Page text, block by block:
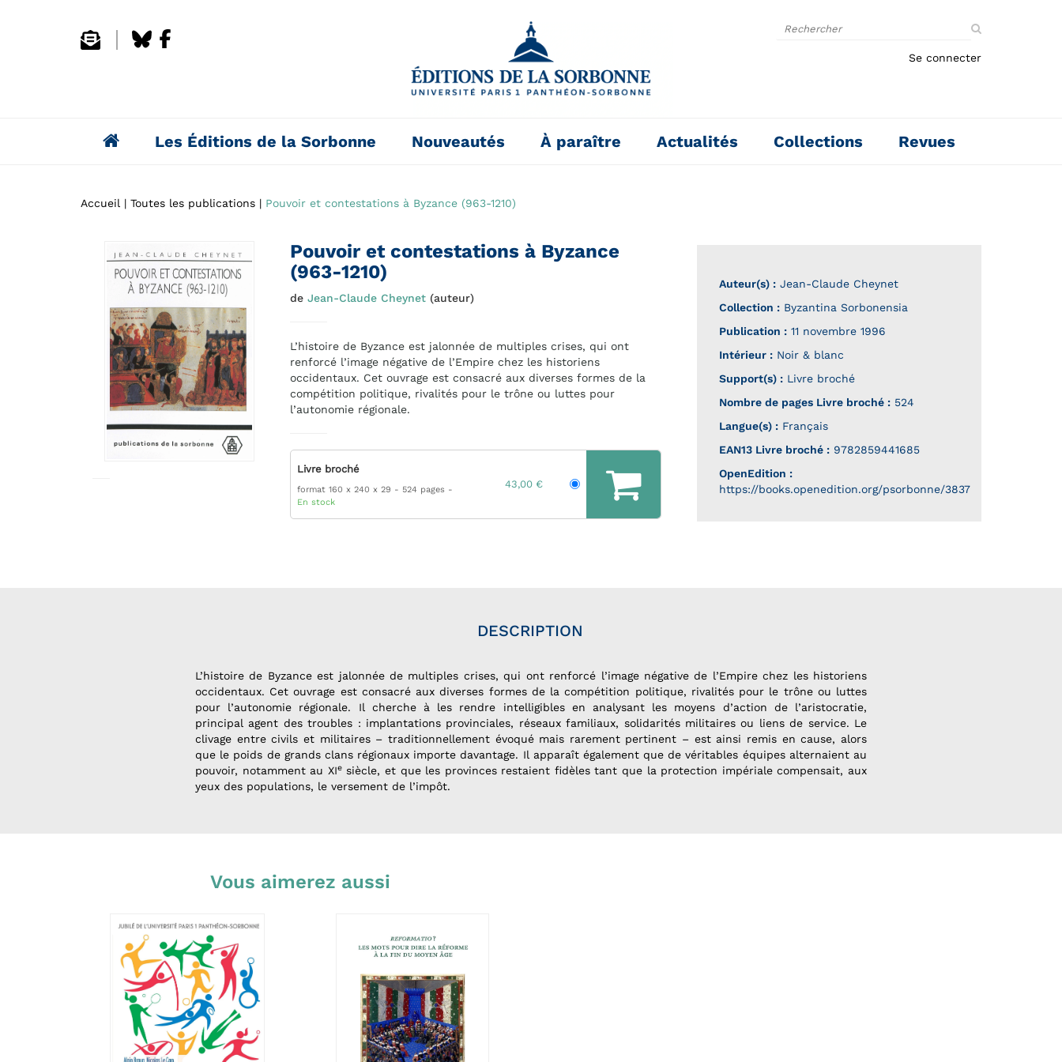
le
Se connecter
Les Éditions de la Sorbonne Nouveautés À paraître Actualités Collections Revues
Accueil Toutes les publications Pouvoir et contestations à Byzance (963-1210)
Pouvoir et contestations à Byzance
(963-1210)
de Jean-Claude Cheynet (auteur)
L’histoire de Byzance est jalonnée de multiples crises, qui ont
renforcé l’image négative de l’Empire chez les historiens
occidentaux. Cet ouvrage est consacré aux diverses formes de la
compétition politique, rivalités pour le trône ou luttes pour
l’autonomie régionale.
Livre broché
format 160 x 240 x 29
524 pages
En stock
43,00 €
Auteur(s) : Jean-Claude Cheynet
Collection : Byzantina Sorbonensia
Publication : 11 novembre 1996
Intérieur : Noir & blanc
Support(s) : Livre broché
Nombre de pages Livre broché : 524
Langue(s) : Français
EAN13 Livre broché : 9782859441685
OpenEdition :
https://books.openedition.org/psorbonne/3837
DESCRIPTION
L’histoire de Byzance est jalonnée de multiples crises, qui ont renforcé l’image négative de l’Empire chez les historiens
occidentaux. Cet ouvrage est consacré aux diverses formes de la compétition politique, rivalités pour le trône ou luttes
pour l’autonomie régionale. Il cherche à les rendre intelligibles en analysant les moyens d’action de l’aristocratie,
principal agent des troubles : implantations provinciales, réseaux familiaux, solidarités militaires ou liens de service. Le
clivage entre civils et militaires – traditionnellement évoqué mais rarement pertinent – est ainsi remis en cause, alors
que le poids de grands clans régionaux importe davantage. Il apparaît également que de véritables équipes alternaient au
pouvoir, notamment au XIesiècle, et que les provinces restaient fidèles tant que la protection impériale compensait, aux
yeux des populations, le versement de l’impôt.
Vous aimerez aussi